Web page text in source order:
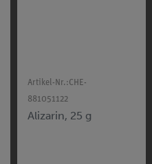
Artikel-Nr.:CHE-
881051122
Alizarin, 25 g